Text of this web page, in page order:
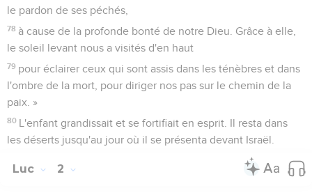
le pardon de ses péchés,
78 à cause de la profonde bonté de notre Dieu. Grâce à elle,
le soleil levant nous a visités d'en haut
79 pour éclairer ceux qui sont assis dans les ténèbres et dans
l'ombre de la mort, pour diriger nos pas sur le chemin de la
paix. »
80 L'enfant grandissait et se fortifiait en esprit. Il resta dans
les déserts jusqu'au jour où il se présenta devant Israël.
Luc 2